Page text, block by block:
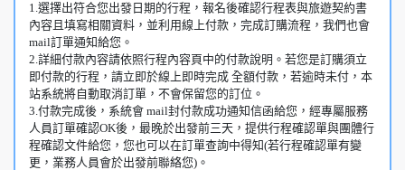
1.選擇出符合您出發日期的行程，報名後確認行程表與旅遊契約書
內容且填寫相關資料，並利用線上付款，完成訂購流程，我們也會
mail訂單通知給您。
2.詳細付款內容請依照行程內容頁中的付款說明。若您是訂購須立
即付款的行程，請立即於線上即時完成 全額付款，若逾時未付，本
站系統將自動取消訂單，不會保留您的訂位。
3.付款完成後，系統會 mail封付款成功通知信函給您，經專屬服務
人員訂單確認OK後，最晚於出發前三天，提供行程確認單與團體行
程確認文件給您，您也可以在訂單查詢中得知(若行程確認單有變
更，業務人員會於出發前聯絡您)。